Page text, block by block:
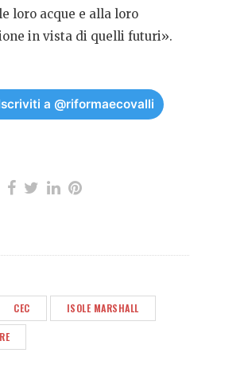
loro acque e alla loro
in vista di quelli futuri».
a @riformaecovalli
CEC ISOLE MARSHALL